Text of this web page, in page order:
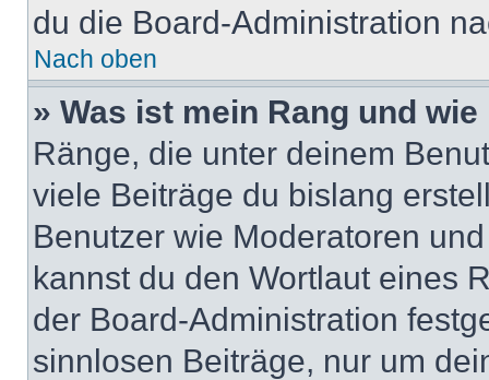
du die Board-Administration
Nach oben
» Was ist mein Rang und
Ränge, die unter deinem
viele Beiträge du bislang
Benutzer wie Moderatoren
kannst du den Wortlaut eines
der Board-Administration
sinnlosen Beiträge, nur um